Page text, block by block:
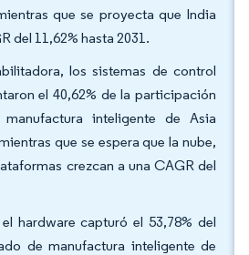
que se proyecta que India
del 11,62% hasta 2031.
los sistemas de control
el 40,62% de la participación
inteligente de Asia
que se espera que la nube,
crezcan a una CAGR del
hardware capturó el 53,78% del
de manufactura inteligente de